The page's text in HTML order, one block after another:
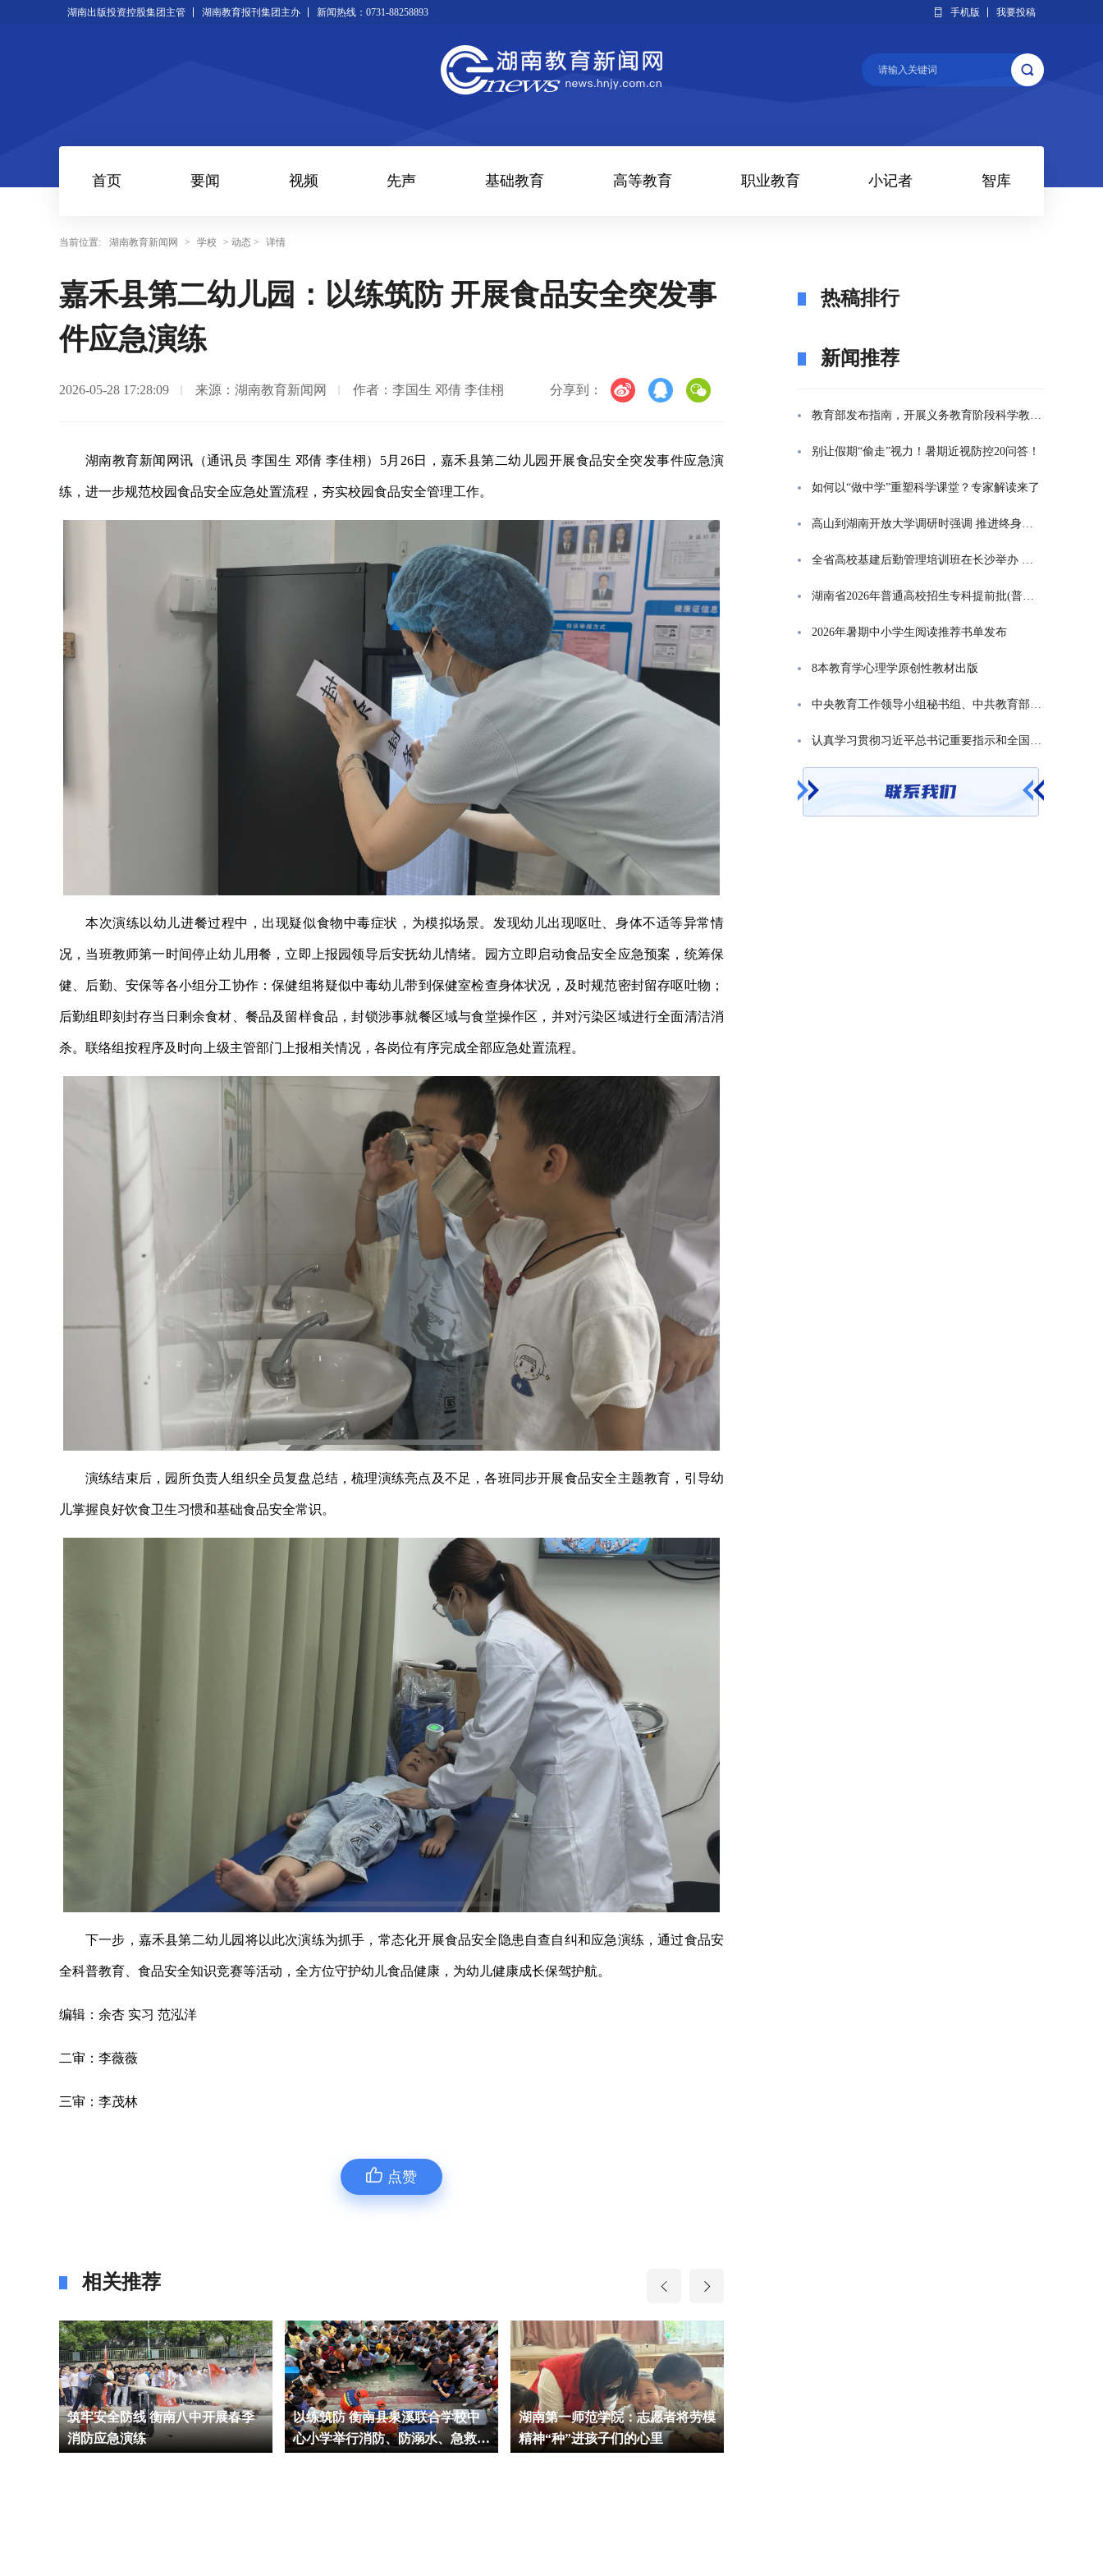
湖南出版投资控股集团主管 湖南教育报刊集团主办 新闻热线：0731-88258893 手机版 我要投稿
首页 要闻 视频 先声 基础教育 高等教育 职业教育 小记者 智库
当前位置: 湖南教育新闻网 > 学校 > 动态 > 详情
嘉禾县第二幼儿园：以练筑防 开展食品安全突发事
件应急演练
2026-05-28 17:28:09 来源：湖南教育新闻网 作者：李国生 邓倩 李佳栩 分享到：
湖南教育新闻网讯（通讯员 李国生 邓倩 李佳栩）5月26日，嘉禾县第二幼儿园开展食品安全突发事件应急演
练，进一步规范校园食品安全应急处置流程，夯实校园食品安全管理工作。
本次演练以幼儿进餐过程中，出现疑似食物中毒症状，为模拟场景。发现幼儿出现呕吐、身体不适等异常情
况，当班教师第一时间停止幼儿用餐，立即上报园领导后安抚幼儿情绪。园方立即启动食品安全应急预案，统筹保
健、后勤、安保等各小组分工协作：保健组将疑似中毒幼儿带到保健室检查身体状况，及时规范密封留存呕吐物；
后勤组即刻封存当日剩余食材、餐品及留样食品，封锁涉事就餐区域与食堂操作区，并对污染区域进行全面清洁消
杀。联络组按程序及时向上级主管部门上报相关情况，各岗位有序完成全部应急处置流程。
演练结束后，园所负责人组织全员复盘总结，梳理演练亮点及不足，各班同步开展食品安全主题教育，引导幼
儿掌握良好饮食卫生习惯和基础食品安全常识。
下一步，嘉禾县第二幼儿园将以此次演练为抓手，常态化开展食品安全隐患自查自纠和应急演练，通过食品安
全科普教育、食品安全知识竞赛等活动，全方位守护幼儿食品健康，为幼儿健康成长保驾护航。
编辑：余杏 实习 范泓洋
二审：李薇薇
三审：李茂林
点赞
相关推荐
筑牢安全防线 衡南八中开展春季
消防应急演练
以练筑防 衡南县泉溪联合学校中
心小学举行消防、防溺水、急救综
湖南第一师范学院：志愿者将劳模
精神“种”进孩子们的心里
热稿排行
新闻推荐
教育部发布指南，开展义务教育阶段科学教育“做中学”领航行动
别让假期“偷走”视力！暑期近视防控20问答！
如何以“做中学”重塑科学课堂？专家解读来了
高山到湖南开放大学调研时强调 推进终身教育发展 在服务学习型社会建设中走好转型升级发展之路
全省高校基建后勤管理培训班在长沙举办 高山出席开班式并讲话
湖南省2026年普通高校招生专科提前批(普通类定向培养军士)征集志愿投档分数线
2026年暑期中小学生阅读推荐书单发布
8本教育学心理学原创性教材出版
中央教育工作领导小组秘书组、中共教育部党组印发通知，部署学习贯彻习近平总书记对基础教育工作重要指示精神
认真学习贯彻习近平总书记重要指示和全国基础教育工作会议精神 不断开创基础教育高质量发展新局面省教育厅召开党组（扩大）会